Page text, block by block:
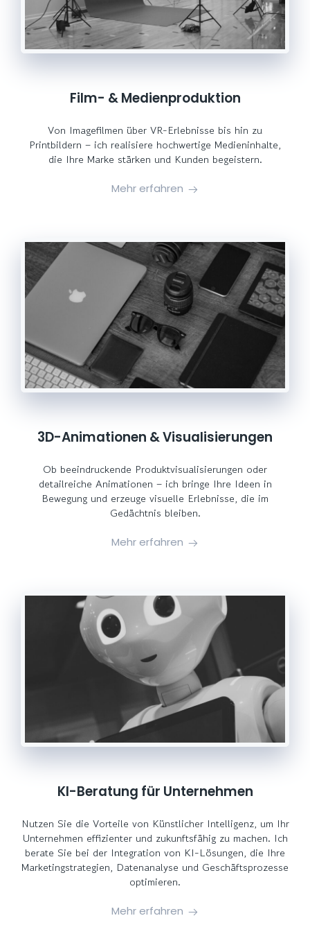
Film- & Medienproduktion
Von Imagefilmen über VR-Erlebnisse bis hin zu
Printbildern – ich realisiere hochwertige Medieninhalte,
die Ihre Marke stärken und Kunden begeistern.
Mehr erfahren
3D-Animationen & Visualisierungen
Ob beeindruckende Produktvisualisierungen oder
detailreiche Animationen – ich bringe Ihre Ideen in
Bewegung und erzeuge visuelle Erlebnisse, die im
Gedächtnis bleiben.
Mehr erfahren
KI-Beratung für Unternehmen
Nutzen Sie die Vorteile von Künstlicher Intelligenz, um Ihr
Unternehmen effizienter und zukunftsfähig zu machen. Ich
berate Sie bei der Integration von KI-Lösungen, die Ihre
Marketingstrategien, Datenanalyse und Geschäftsprozesse
optimieren.
Mehr erfahren